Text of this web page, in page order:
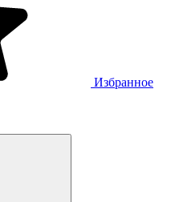
Избранное